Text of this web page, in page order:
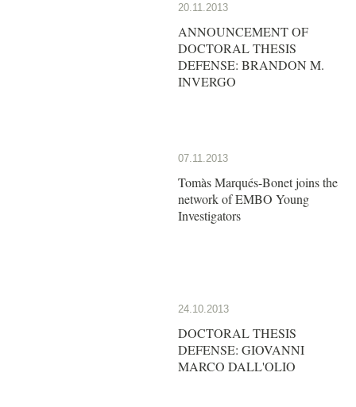
20.11.2013
ANNOUNCEMENT OF
DOCTORAL THESIS
DEFENSE: BRANDON M.
INVERGO
07.11.2013
Tomàs Marqués-Bonet joins the
network of EMBO Young
Investigators
24.10.2013
DOCTORAL THESIS
DEFENSE: GIOVANNI
MARCO DALL'OLIO